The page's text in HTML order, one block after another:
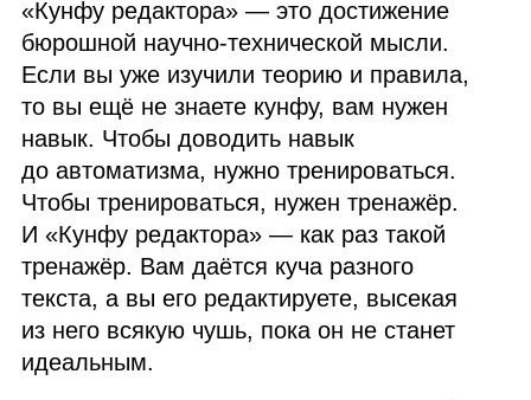
«Кунфу редактора» — это достижение
бюрошной научно‑технической мысли.
Если вы уже изучили теорию и правила,
то вы ещё не знаете кунфу, вам нужен
навык. Чтобы доводить навык
до автоматизма, нужно тренироваться.
Чтобы тренироваться, нужен тренажёр.
И «Кунфу редактора» — как раз такой
тренажёр. Вам даётся куча разного
текста, а вы его редактируете, высекая
из него всякую чушь, пока он не станет
идеальным.